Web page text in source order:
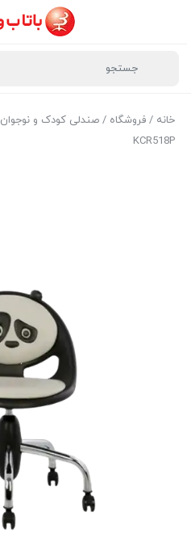
خانه / فروشگاه / صندلی کودک و نوجوان
KCR518P